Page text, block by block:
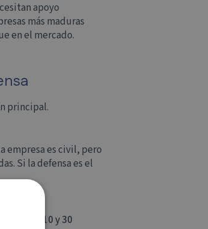
apoyo
más maduras
en el mercado.
principal.
empresa es civil, pero
Si la defensa es el
10 y 30